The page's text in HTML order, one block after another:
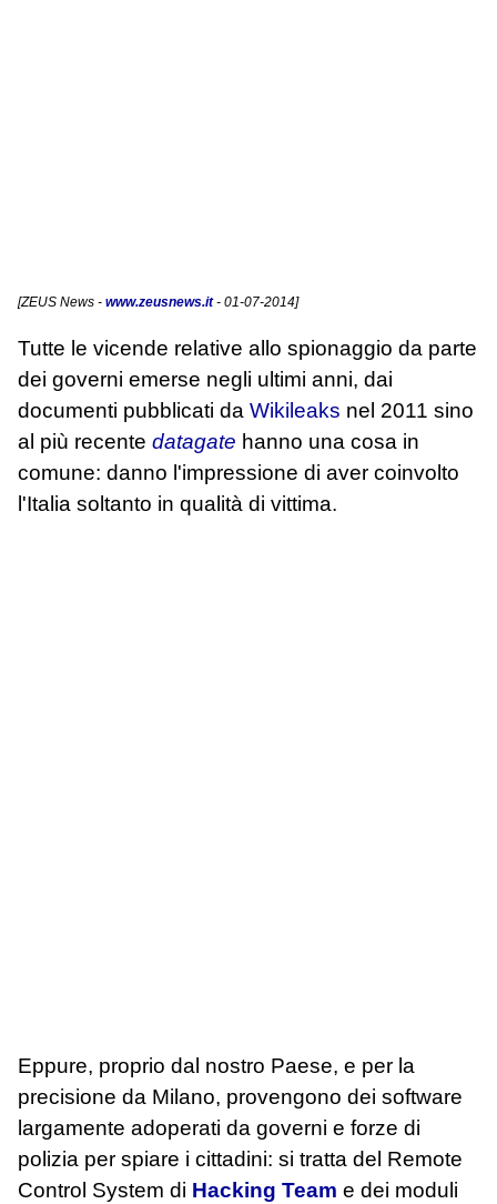
[ZEUS News - www.zeusnews.it- 01-07-2014]
Tutte le vicende relative allo spionaggio da parte
dei governi emerse negli ultimi anni, dai
documenti pubblicati da Wikileaks nel 2011 sino
al più recente datagate hanno una cosa in
comune: danno l'impressione di aver coinvolto
l'Italia soltanto in qualità di vittima.
Eppure, proprio dal nostro Paese, e per la
precisione da Milano, provengono dei software
largamente adoperati da governi e forze di
polizia per spiare i cittadini: si tratta del Remote
Control System di Hacking Team e dei moduli